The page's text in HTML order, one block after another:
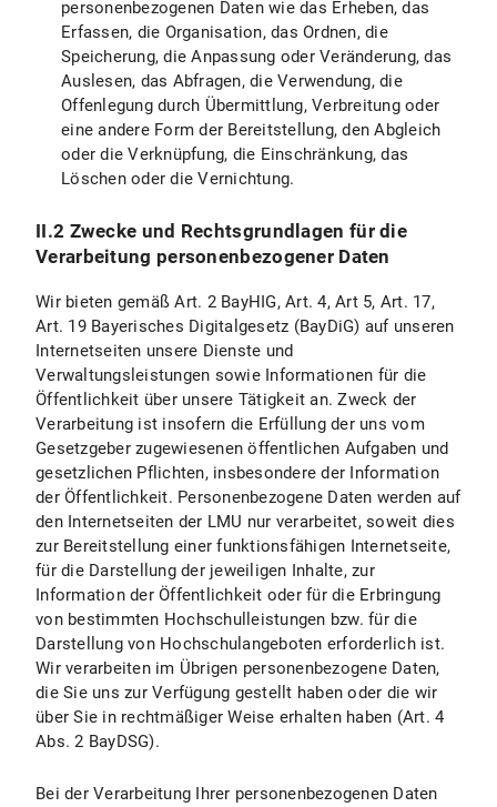
X.5 Recht auf Unterrichtung
X.6 Recht auf Datenübertragbarkeit
X.7 Widerspruchsrecht
X.8 Recht auf Widerruf der datenschutzrechtlichen Einwilligungserklärung
X.9 Recht auf Beschwerde bei einer Aufsichtsbehörde
X.10 Geltendmachung der Rechte
B) Datenschutzinformationen zu spezifischen Datenverarbeitungen
I. Einsatz von Google Maps
I.1 Umfang und Zweck der Datenverarbeitung
I.2 Rechtsgrundlage der Datenverarbeitung
I.3 Dauer der Datenverarbeitung
I.4 Widerspruchs- und Beseitigungsmöglichkeiten
II. Einsatz von Social Media und Social-Media-Icons bzw. Internetlinks
II.1 Datenschutzbestimmungen zu Einsatz und Verwendung von Facebook und Facebook-Icons
II.1.1 Umfang und Zweck der Datenverarbeitung
II.1.2 Rechtsgrundlage der Datenverarbeitung
II.1.3 Dauer der Datenverarbeitung
personenbezogenen Daten wie das Erheben, das
Erfassen, die Organisation, das Ordnen, die
Speicherung, die Anpassung oder Veränderung, das
Auslesen, das Abfragen, die Verwendung, die
Offenlegung durch Übermittlung, Verbreitung oder
eine andere Form der Bereitstellung, den Abgleich
oder die Verknüpfung, die Einschränkung, das
Löschen oder die Vernichtung.
II.2 Zwecke und Rechtsgrundlagen für die
Verarbeitung personenbezogener Daten
Wir bieten gemäß Art. 2 BayHIG, Art. 4, Art 5, Art. 17,
Art. 19 Bayerisches Digitalgesetz (BayDiG) auf unseren
Internetseiten unsere Dienste und
Verwaltungsleistungen sowie Informationen für die
Öffentlichkeit über unsere Tätigkeit an. Zweck der
Verarbeitung ist insofern die Erfüllung der uns vom
Gesetzgeber zugewiesenen öffentlichen Aufgaben und
gesetzlichen Pflichten, insbesondere der Information
der Öffentlichkeit. Personenbezogene Daten werden auf
den Internetseiten der LMU nur verarbeitet, soweit dies
zur Bereitstellung einer funktionsfähigen Internetseite,
für die Darstellung der jeweiligen Inhalte, zur
Information der Öffentlichkeit oder für die Erbringung
von bestimmten Hochschulleistungen bzw. für die
Darstellung von Hochschulangeboten erforderlich ist.
Wir verarbeiten im Übrigen personenbezogene Daten,
die Sie uns zur Verfügung gestellt haben oder die wir
über Sie in rechtmäßiger Weise erhalten haben (Art. 4
Abs. 2 BayDSG).
Bei der Verarbeitung Ihrer personenbezogenen Daten